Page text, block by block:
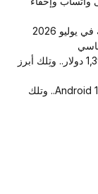
ارتفاع في السعر| آيفون 18 برو يأتي بسعر 1,399 دولار.. وتِلك أبرز
لأجهزة Pixel| بشكل رسمي “جوجل” تطلق Android 17.. وتلك